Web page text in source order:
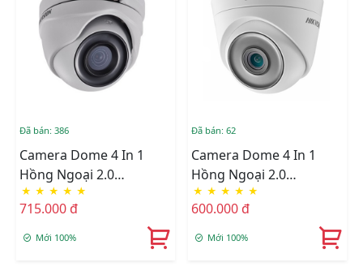
Đã bán: 386
Camera Dome 4 In 1
Hồng Ngoại 2.0
Megapixel HIKVISION
DS-2CE76D3T-ITMF
★ ★ ★ ★ ★
715.000 đ
Mới 100%
Đã bán: 62
Camera Dome 4 In 1
Hồng Ngoại 2.0
Megapixel HIKVISION
DS-2CE76D3T-ITPF
★ ★ ★ ★ ★
600.000 đ
Mới 100%